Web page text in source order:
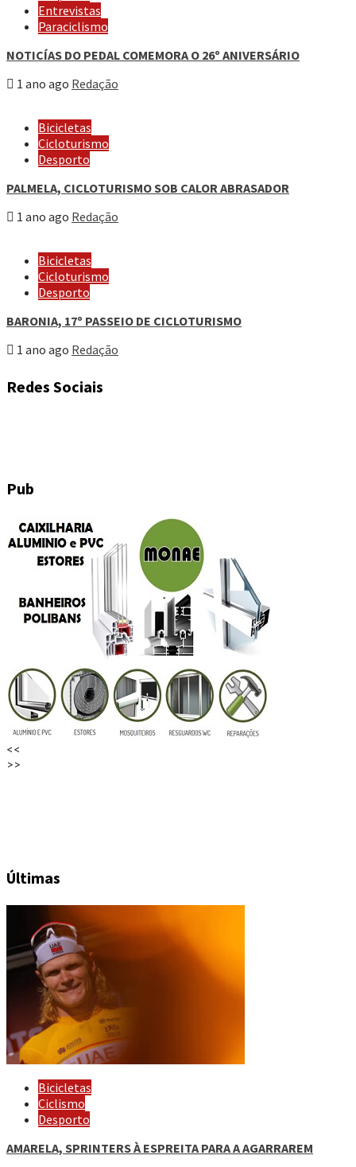
Entrevistas
Paraciclismo
NOTICÍAS DO PEDAL COMEMORA O 26º ANIVERSÁRIO
1 ano ago Redação
Bicicletas
Cicloturismo
Desporto
PALMELA, CICLOTURISMO SOB CALOR ABRASADOR
1 ano ago Redação
Bicicletas
Cicloturismo
Desporto
BARONIA, 17º PASSEIO DE CICLOTURISMO
1 ano ago Redação
Redes Sociais
Pub
<<
>>
Últimas
Bicicletas
Ciclismo
Desporto
AMARELA, SPRINTERS À ESPREITA PARA A AGARRAREM